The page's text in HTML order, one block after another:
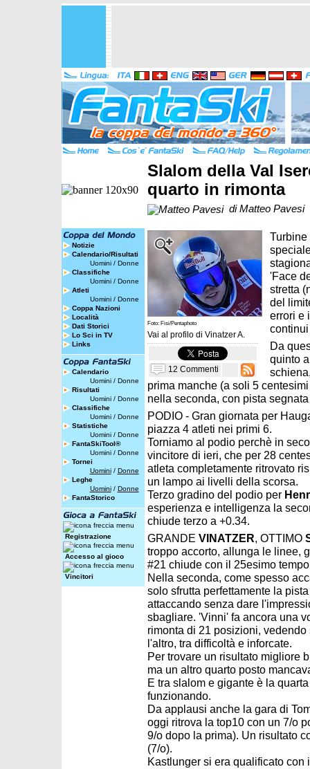
Notizie
Calendario/Risultati
Uomini/ Donne
Classifiche
Uomini/ Donne
Atleti
Uomini/ Donne
Coppa Nazioni
Località
Dati Storici
Lo Sci in TV
Links
Calendario
Uomini/ Donne
Risultati
Uomini/ Donne
Classifiche
Uomini/ Donne
Statistiche
Uomini/ Donne
FantaSkiTool®
Uomini/ Donne
Tornei
Uomini/ Donne
Leghe
Uomini/ Donne
FantaStorico
Registrazione
Accesso al gioco
Vincitori
Slalom della Val
quarto in rimonta
di Matteo Pavesi
Foto: Fisi/Pentaphoto
Vai al profilo di Vinatzer A.
12 Commenti
'Face
stretta
del
errori e
Da
quinto
prima manche (a soli 5
nella seconda, con pista
PODIO - Gran giornata per
piazza 4 atleti nei primi 6.
Torniamo al podio perchè in
vincitore di ieri, che per 28
atleta completamente ritrovato
un lampo ai livelli della scorsa.
Terzo gradino del podio per
esperienza e intelligenza la
chiude terzo a +0.34.
GRANDE VINATZER, OTTIMO
troppo accorto, allunga le linee,
#21 chiude con il 25esimo
Nella seconda, come spesso
solo sfrutta perfettamente la
attaccando senza dare
sbagliare. 'Vinni' fa ancora una
rimonta di 21 posizioni,
l'altro, tra difficoltà e inforcate.
Per trovare un risultato migliore
ma un altro quarto posto
E tra slalom e gigante è la
funzionando.
Da applausi anche la gara di
oggi ritrova la top10 con un 7/o
9/o dopo la prima). Un risultato
(7/o).
Kastlunger si era qualificato con